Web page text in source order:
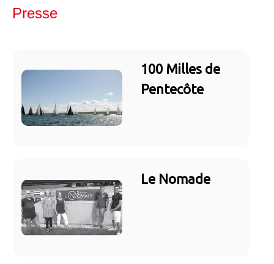
Presse
100 Milles de
Pentecôte
Le Nomade